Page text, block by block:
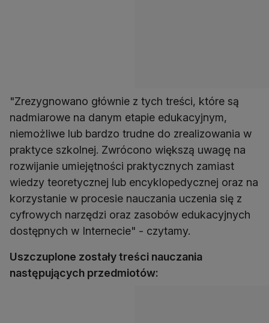
"Zrezygnowano głównie z tych treści, które są
nadmiarowe na danym etapie edukacyjnym,
niemożliwe lub bardzo trudne do zrealizowania w
praktyce szkolnej. Zwrócono większą uwagę na
rozwijanie umiejętności praktycznych zamiast
wiedzy teoretycznej lub encyklopedycznej oraz na
korzystanie w procesie nauczania uczenia się z
cyfrowych narzędzi oraz zasobów edukacyjnych
dostępnych w Internecie" - czytamy.
Uszczuplone zostały treści nauczania
następujących przedmiotów: